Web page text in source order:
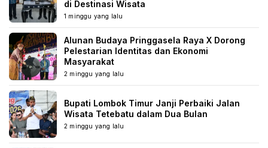
di Destinasi Wisata
1 minggu yang lalu
Alunan Budaya Pringgasela Raya X Dorong
Pelestarian Identitas dan Ekonomi
Masyarakat
2 minggu yang lalu
Bupati Lombok Timur Janji Perbaiki Jalan
Wisata Tetebatu dalam Dua Bulan
2 minggu yang lalu